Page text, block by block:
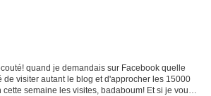
quand je demandais sur Facebook quelle
de visiter autant le blog et d'approcher les 15000
semaine les visites, badaboum! Et si je vous